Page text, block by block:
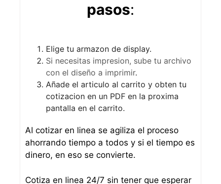
pasos:
Elige tu armazon de display.
Si necesitas impresion, sube tu archivo
con el diseño a imprimir.
Añade el articulo al carrito y obten tu
cotizacion en un PDF en la proxima
pantalla en el carrito.
Al cotizar en linea se agiliza el proceso
ahorrando tiempo a todos y si el tiempo es
dinero, en eso se convierte.
Cotiza en linea 24/7 sin tener que esperar